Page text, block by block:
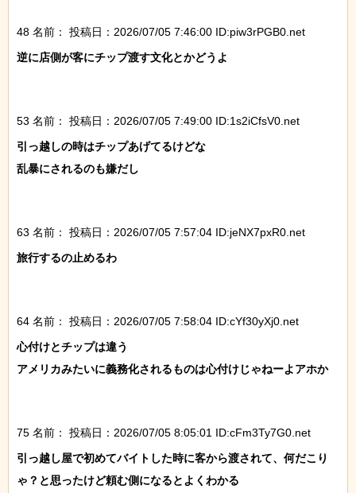
48 名前：
投稿日：2026/07/05 7:46:00 ID:piw3rPGB0.net
逆に店側が客にチップ渡す文化とかどうよ
53 名前：
投稿日：2026/07/05 7:49:00 ID:1s2iCfsV0.net
引っ越しの時はチップあげてるけどな
乱暴にされるのも嫌だし
63 名前：
投稿日：2026/07/05 7:57:04 ID:jeNX7pxR0.net
旅行するの止めるわ
64 名前：
投稿日：2026/07/05 7:58:04 ID:cYf30yXj0.net
心付けとチップは違う
アメリカみたいに義務化されるものは心付けじゃねーよアホか
75 名前：
投稿日：2026/07/05 8:05:01 ID:cFm3Ty7G0.net
引っ越し屋で初めてバイトした時に客から渡されて、何だこり
ゃ？と思ったけど頼む側になるとよくわかる